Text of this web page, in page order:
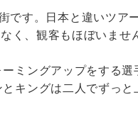
す。日本と違いツア
く、観客もほぼいませ
ミングアップをする選
キングは二人でずっ